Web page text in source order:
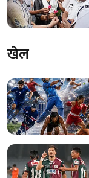
खेल